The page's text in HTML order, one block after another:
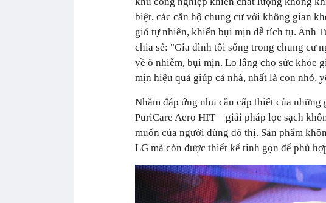
biệt, các căn hộ chung cư với không gian
gió tự nhiên, khiến bụi mịn dễ tích tụ. Anh
chia sẻ: "Gia đình tôi sống trong chung cư
về ô nhiễm, bụi mịn. Lo lắng cho sức khỏe
mịn hiệu quả giúp cả nhà, nhất là con nhỏ,
Nhằm đáp ứng nhu cầu cấp thiết của
PuriCare Aero HIT – giải pháp lọc sạch
muốn của người dùng đô thị. Sản phẩm
LG mà còn được thiết kế tinh gọn để phù